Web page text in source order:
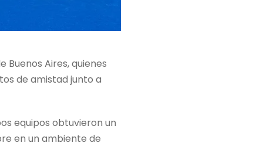
Buenos Aires, quienes
de amistad junto a
equipos obtuvieron un
en un ambiente de